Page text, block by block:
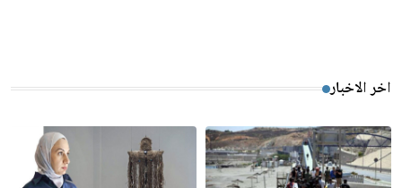
اخر الاخبار